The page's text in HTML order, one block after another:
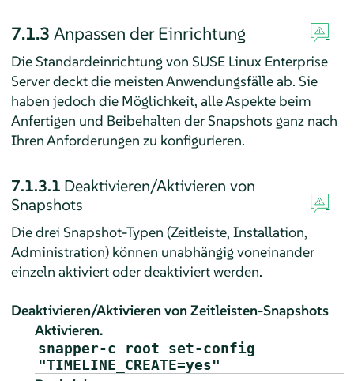
7.1.3 Anpassen der Einrichtung
Die Standardeinrichtung von SUSE Linux Enterprise
Serverdeckt die meisten Anwendungsfälle ab. Sie
haben jedoch die Möglichkeit, alle Aspekte beim
Anfertigen und Beibehalten der Snapshots ganz nach
Ihren Anforderungen zu konfigurieren.
7.1.3.1 Deaktivieren/Aktivieren von
Snapshots
Die drei Snapshot-Typen (Zeitleiste, Installation,
Administration) können unabhängig voneinander
einzeln aktiviert oder deaktiviert werden.
Deaktivieren/Aktivieren von Zeitleisten-Snapshots
Aktivieren.
snapper-c root set-config
"TIMELINE_CREATE=yes"